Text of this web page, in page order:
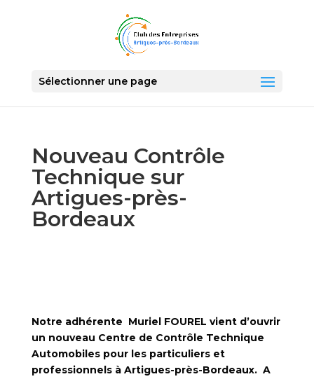
Sélectionner une page
Nouveau Contrôle
Technique sur
Artigues-près-
Bordeaux
Notre adhérente Muriel FOUREL vient d’ouvrir
un nouveau Centre de Contrôle Technique
Automobiles pour les particuliers et
professionnels à Artigues-près-Bordeaux. A